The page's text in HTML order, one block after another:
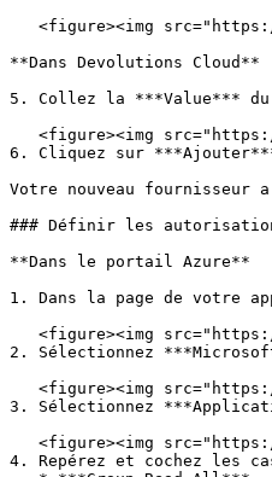
**Dans Devolutions Cloud**
5. Collez la ***Value***
6. Cliquez sur
Votre nouveau
### Définir les
**Dans le portail Azure**
1. Dans la page de votre
2. Sélectionnez
3. Sélectionnez
4. Repérez et cochez les